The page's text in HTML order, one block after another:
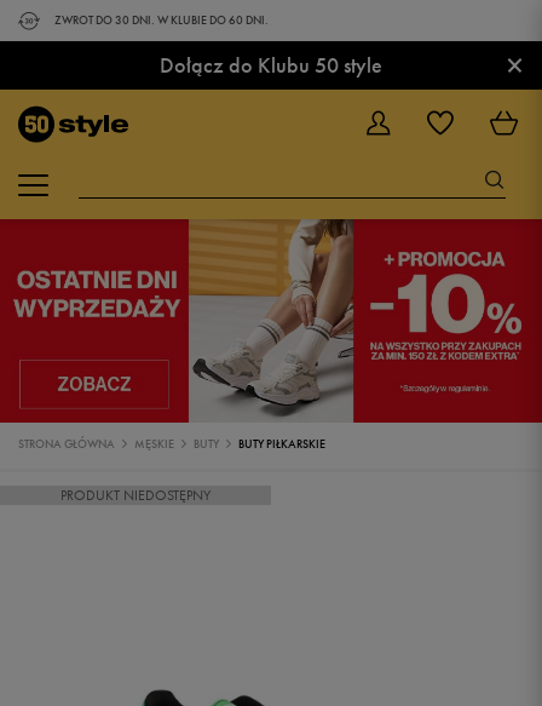
ZWROT DO 30 DNI. W KLUBIE DO 60 DNI.
Dołącz do Klubu 50 style ×
STRONA GŁÓWNA MĘSKIE BUTY BUTY PIŁKARSKIE
PRODUKT NIEDOSTĘPNY